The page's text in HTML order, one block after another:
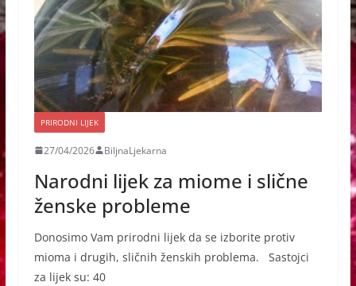
PRIRODNI LIJEK
27/04/2026 BiljnaLjekarna
Narodni lijek za miome i slične
ženske probleme
Donosimo Vam prirodni lijek da se izborite protiv
mioma i drugih, sličnih ženskih problema. Sastojci
za lijek su: 40